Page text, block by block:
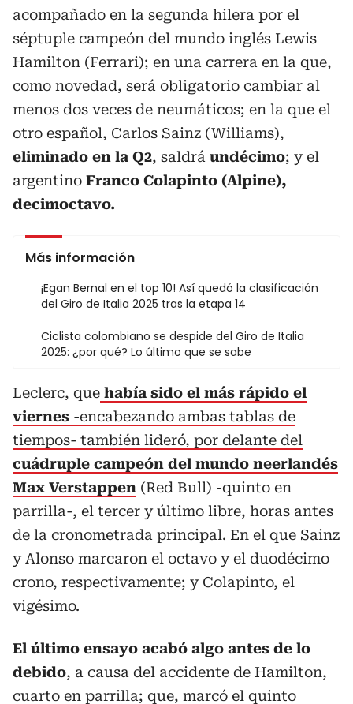
acompañado en la segunda hilera por el
séptuple campeón del mundo inglés Lewis
Hamilton (Ferrari); en una carrera en la que,
como novedad, será obligatorio cambiar al
menos dos veces de neumáticos; en la que el
otro español, Carlos Sainz (Williams),
eliminado en la Q2, saldrá undécimo; y el
argentino Franco Colapinto (Alpine),
decimoctavo.
Más información
¡Egan Bernal en el top 10! Así quedó la clasificación
del Giro de Italia 2025 tras la etapa 14
Ciclista colombiano se despide del Giro de Italia
2025: ¿por qué? Lo último que se sabe
Leclerc, que había sido el más rápido el
viernes -encabezando ambas tablas de
tiempos- también lideró, por delante del
cuádruple campeón del mundo neerlandés
Max Verstappen (Red Bull) -quinto en
parrilla-, el tercer y último libre, horas antes
de la cronometrada principal. En el que Sainz
y Alonso marcaron el octavo y el duodécimo
crono, respectivamente; y Colapinto, el
vigésimo.
El último ensayo acabó algo antes de lo
debido, a causa del accidente de Hamilton,
cuarto en parrilla; que, marcó el quinto